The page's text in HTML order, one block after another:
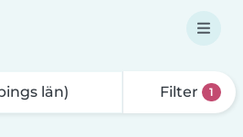
Filter 1